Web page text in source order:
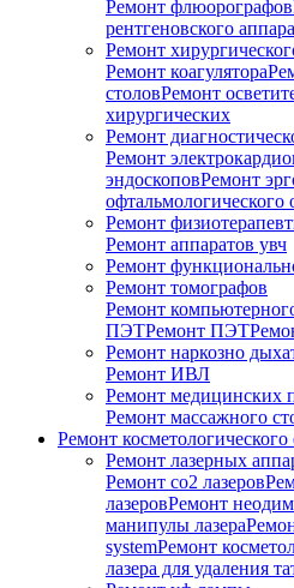
Ремонт флюорографов
рентгеновского
Ремонт
Ремонт коагулятора
столовРемонт
хирургических
Ремонт
Ремонт
эндоскоповРемонт
офтальмологического
Ремонт
Ремонт аппаратов увч
Ремонт
Ремонт томографов
Ремонт
ПЭТРемонт ПЭТ
Ремонт наркозно
Ремонт ИВЛ
Ремонт медицинских
Ремонт массажного
Ремонт
Ремонт лазерных
Ремонт co2 лазеров
лазеровРемонт
манипулы лазера
systemРемонт
лазера для удаления